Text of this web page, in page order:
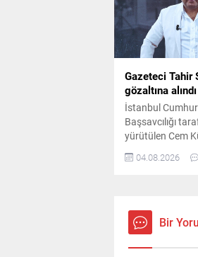
Gazeteci Tahir
gözaltına alındı
İstanbul
Başsavcılığı
yürütülen Cem
soruşturması
gazeteci Tahir
04.08.2026
Bir